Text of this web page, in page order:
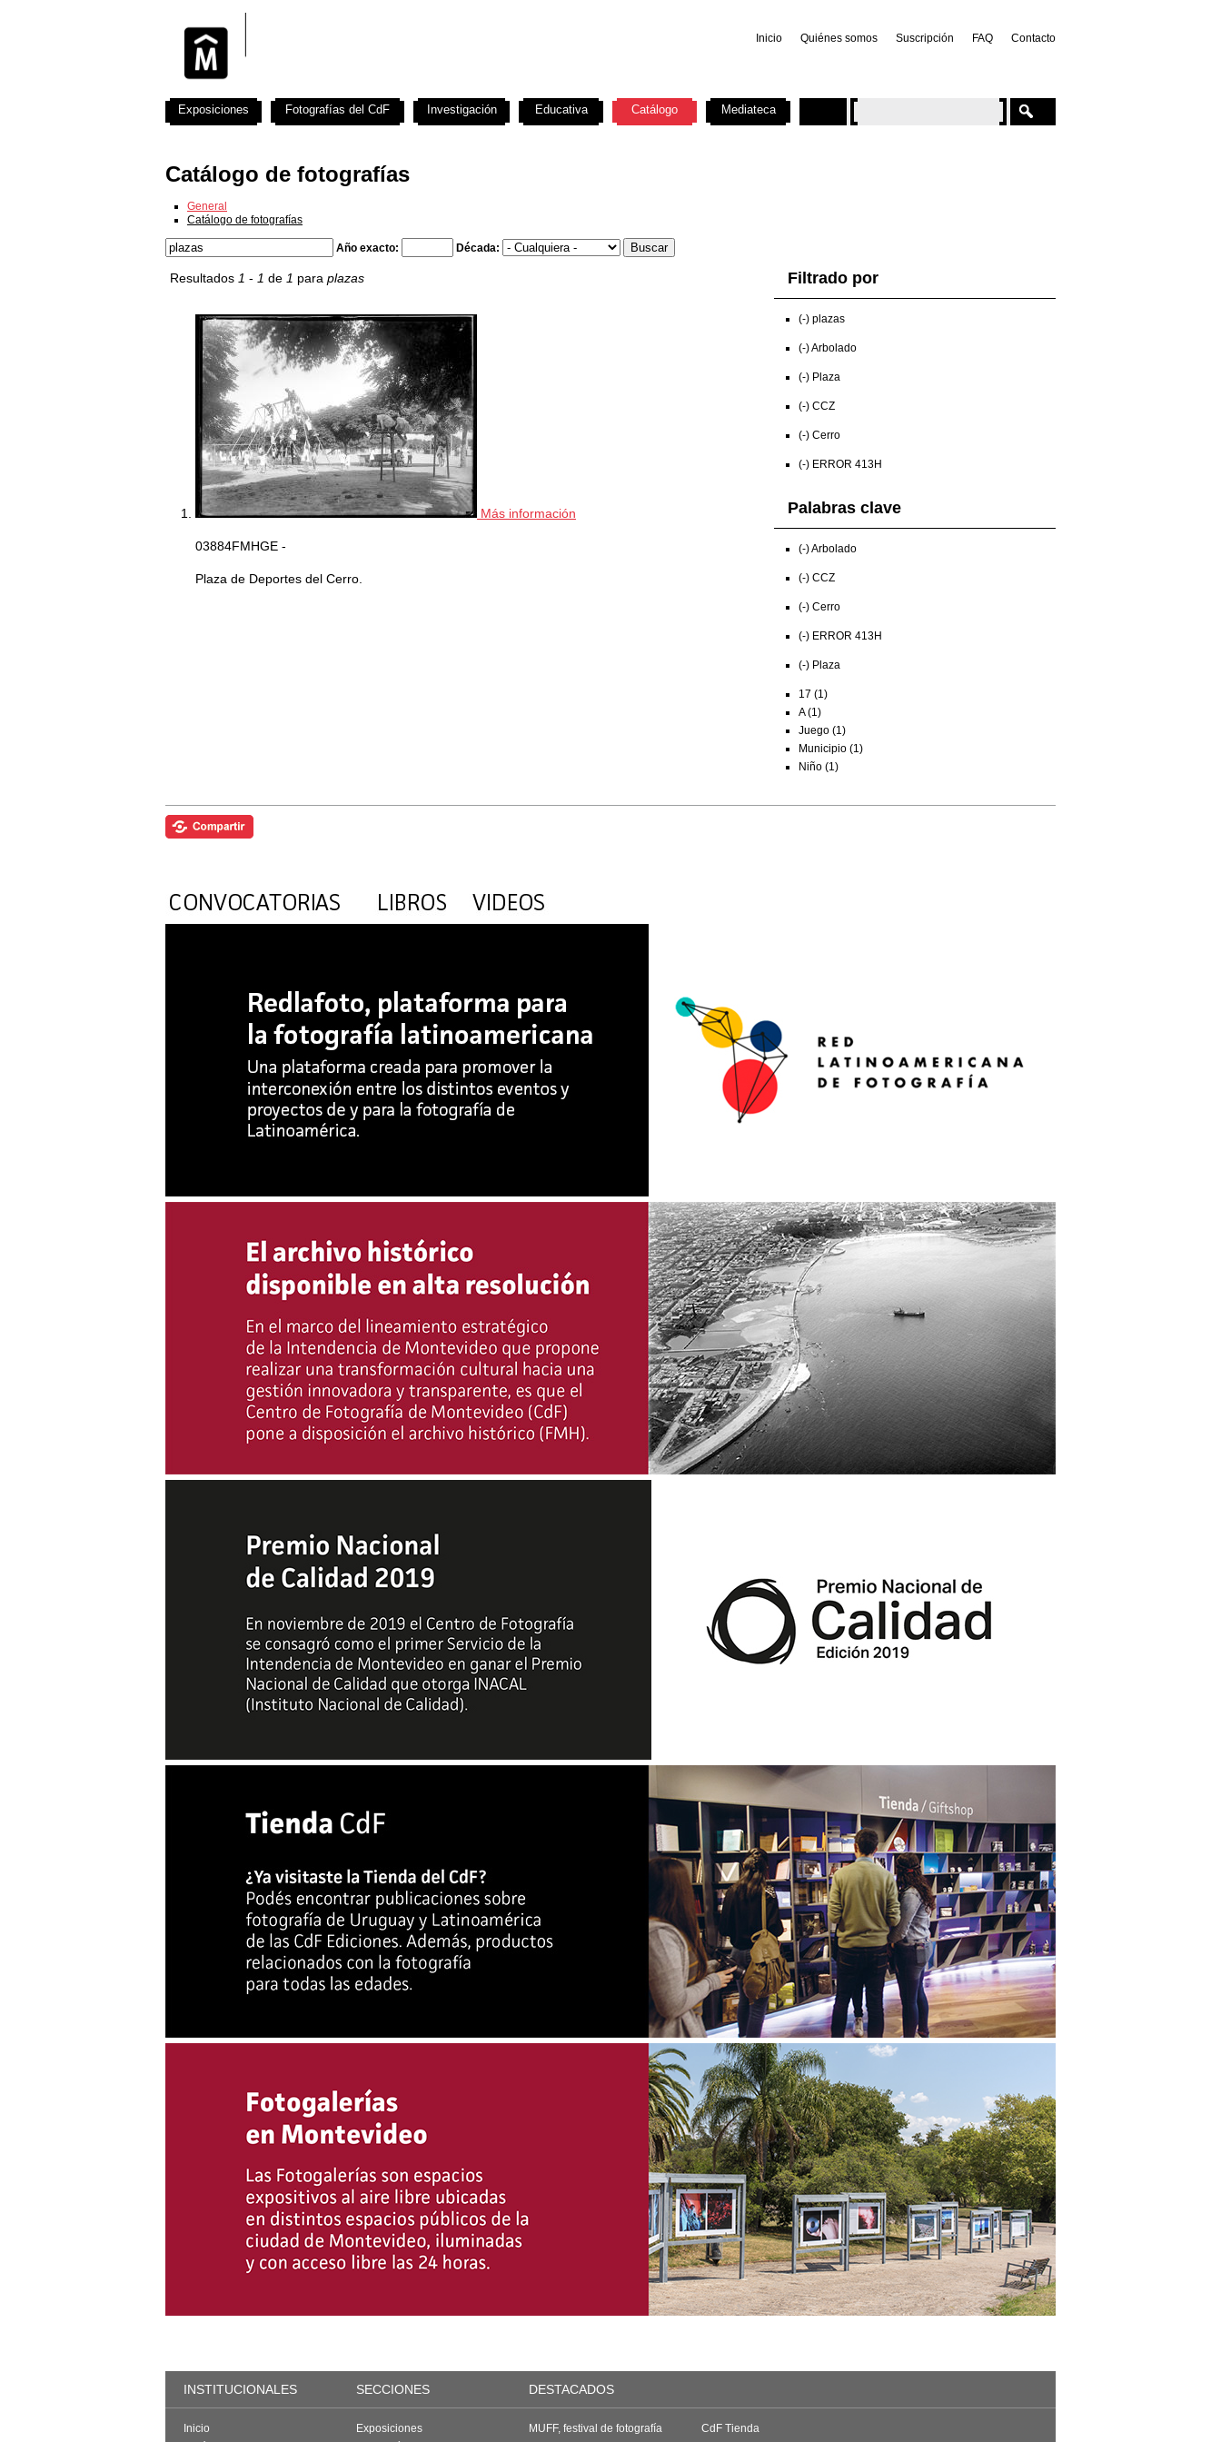
Inicio Quiénes somos Suscripción FAQ Contacto
Catálogo de fotografías
General
Catálogo de fotografías
Año exacto: Década:
Resultados 1 - 1 de 1 para plazas
Más información
03884FMHGE -
Plaza de Deportes del Cerro.
Filtrado por
(-) plazas
(-)Arbolado
(-) Plaza
(-) CCZ
(-) Cerro
(-) ERROR 413H
Palabras clave
(-)Arbolado
(-) CCZ
(-) Cerro
(-) ERROR 413H
(-) Plaza
17 (1)
A (1)
Juego (1)
Municipio (1)
Niño (1)
Exposiciones Fotografías del CdF Investigación Educativa Catálogo Mediateca
INSTITUCIONALES SECCIONES DESTACADOS
Inicio
Exposiciones
MUFF, festival de fotografía
CdF Tienda